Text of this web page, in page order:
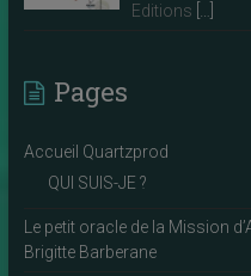
Editions
Pages
Accueil Quartzprod
QUI SUIS-JE ?
Le petit oracle de la Mission
Brigitte Barberane